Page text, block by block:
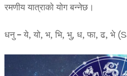
रमणीय यात्राको योग बन्नेछ।
धनु – ये, यो, भ, भि, भु, ध, फा, ढ, भे